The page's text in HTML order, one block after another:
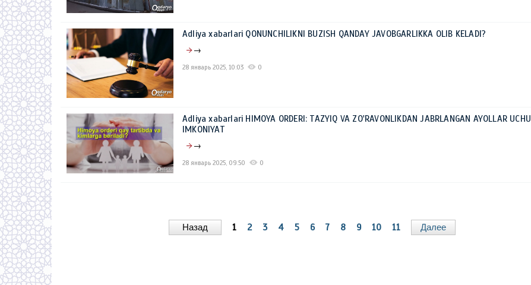
Adliya xabarlari QONUNCHILIKNI BUZISH QANDAY JAVOBGARLIKKA OLIB KELADI?
→
28 январь 2025, 10:03 0
Adliya xabarlari HIMOYA ORDERI: TAZYIQ VA ZO'RAVONLIKDAN JABRLANGAN AYOLLAR
IMKONIYAT
→
28 январь 2025, 09:50 0
Назад 1 2 3 4 5 6 7 8 9 10 11 Далее